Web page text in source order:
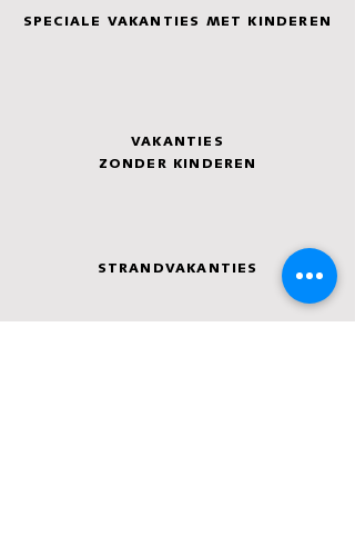
SPECIALE VAKANTIES MET KINDEREN
VAKANTIES
ZONDER KINDEREN
STRANDVAKANTIES